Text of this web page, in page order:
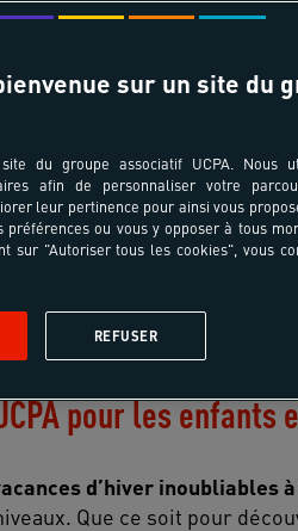
pour les enfants
d’hiver inoubliables
Que ce soit pour
sur un site du
du groupe associatif UCPA. Nous
afin de personnaliser votre
leur pertinence pour ainsi vous
préférences ou vous y opposer à tous
sur "Autoriser tous les cookies", vous
REFUSER